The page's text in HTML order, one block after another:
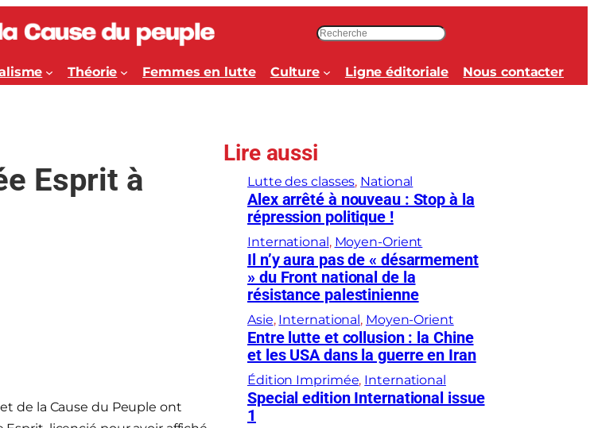
c
h
h
r
Théorie Femmes en lutte Culture Ligne éditoriale Nous contacter
Esprit à
de la Cause du Peuple ont
Lire aussi
Lutte des classes, National
Alex arrêté à nouveau : Stop à la
répression politique !
International, Moyen-Orient
Il n’y aura pas de « désarmement
» du Front national de la
résistance palestinienne
Asie, International, Moyen-Orient
Entre lutte et collusion : la Chine
et les USA dans la guerre en Iran
Édition Imprimée, International
Special edition International issue
1